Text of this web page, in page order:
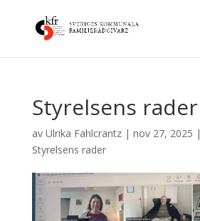
Styrelsens rader
av Ulrika Fahlcrantz| nov 27, 2025 |
Styrelsens rader